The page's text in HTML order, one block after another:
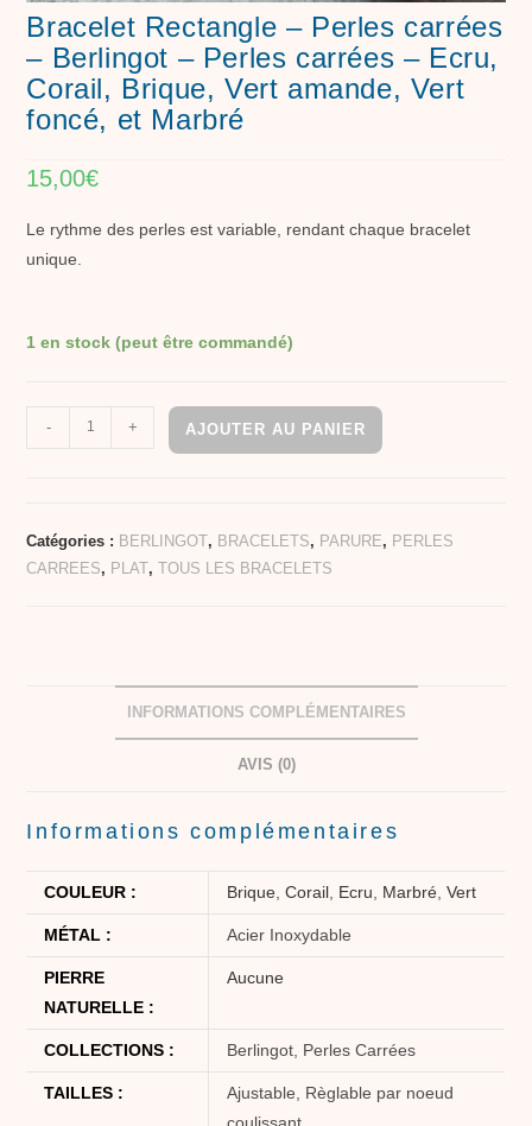
Bracelet Rectangle – Perles carrées
– Berlingot – Perles carrées – Ecru,
Corail, Brique, Vert amande, Vert
foncé, et Marbré
15,00€
Le rythme des perles est variable, rendant chaque bracelet
unique.
1 en stock (peut être commandé)
- + AJOUTER AU PANIER
Catégories : BERLINGOT, BRACELETS, PARURE, PERLES
CARREES, PLAT,TOUS LES BRACELETS
INFORMATIONS COMPLÉMENTAIRES
AVIS (0)
Informations complémentaires
COULEUR : Brique ,Corail Ecru Marbré ,Vert
MÉTAL : Acier Inoxydable
PIERRE
NATURELLE :
Aucune
COLLECTIONS : Berlingot, Perles Carrées
TAILLES :
Ajustable, Règlable par noeud